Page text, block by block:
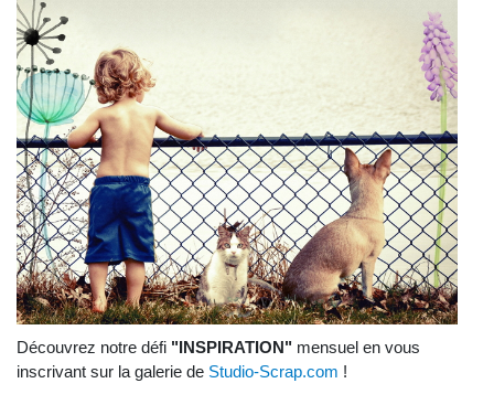
Découvrez notre défi "INSPIRATION" mensuel en vous
inscrivant sur la galerie de Studio-Scrap.com !